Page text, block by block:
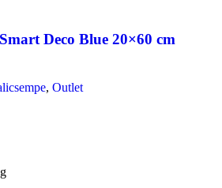
Deco Blue 20×60 cm
, Outlet